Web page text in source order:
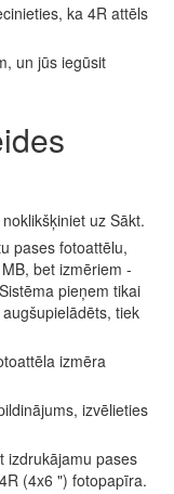
ka 4R attēls
un jūs iegūsit
uz Sākt.
pases fotoattēlu,
bet izmēriem -
pieņem tikai
tiek
izmēra
izvēlieties
izdrukājamu pases
(4x6 ") fotopapīra.